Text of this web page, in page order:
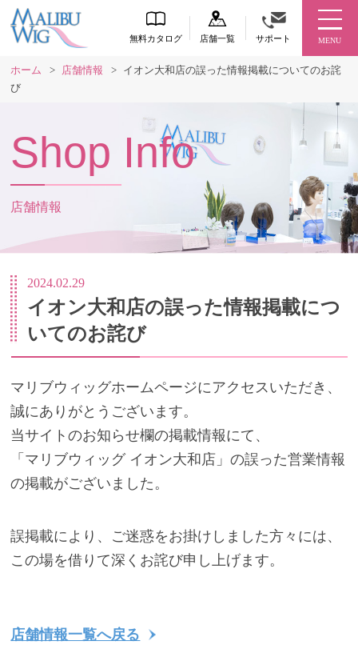
無料カタログ 店舗一覧 サポート MENU
ホーム > 店舗情報 > イオン大和店の誤った情報掲載についてのお詫
び
Shop Info
店舗情報
2024.02.29
イオン大和店の誤った情報掲載につ
いてのお詫び
マリブウィッグホームページにアクセスいただき、
誠にありがとうございます。
当サイトのお知らせ欄の掲載情報にて、
「マリブウィッグ イオン大和店」の誤った営業情報
の掲載がございました。
誤掲載により、ご迷惑をお掛けしました方々には、
この場を借りて深くお詫び申し上げます。
店舗情報一覧へ戻る